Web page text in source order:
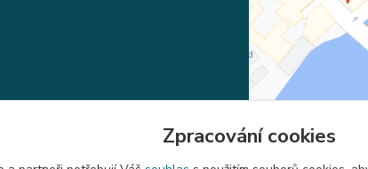
Zpracování cookies